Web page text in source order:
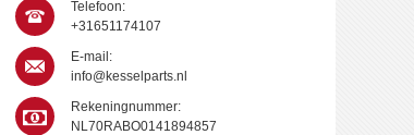
Telefoon:
+31651174107
E-mail:
info@kesselparts.nl
Rekeningnummer:
NL70RABO0141894857